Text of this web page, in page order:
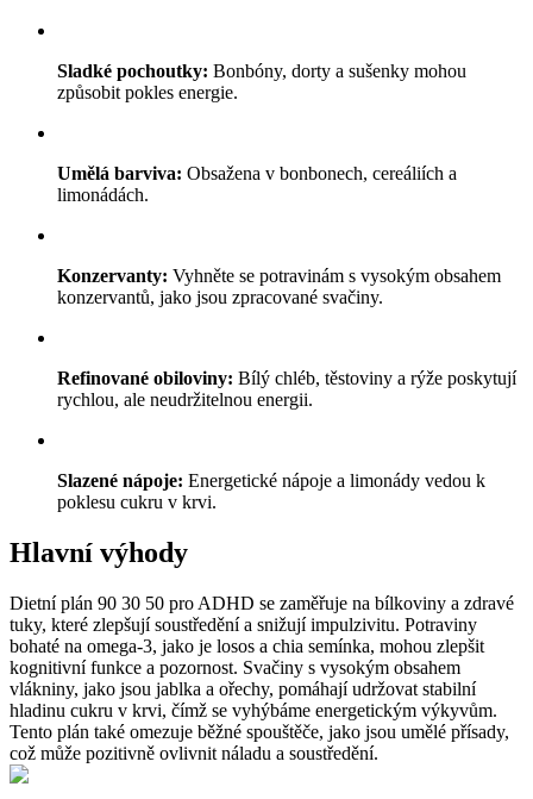
Sladké pochoutky: Bonbóny, dorty a sušenky mohou
způsobit pokles energie.
Umělá barviva: Obsažena v bonbonech, cereáliích a
limonádách.
Konzervanty: Vyhněte se potravinám s vysokým obsahem
konzervantů, jako jsou zpracované svačiny.
Refinované obiloviny: Bílý chléb, těstoviny a rýže poskytují
rychlou, ale neudržitelnou energii.
Slazené nápoje: Energetické nápoje a limonády vedou k
poklesu cukru v krvi.
Hlavní výhody
Dietní plán 90 30 50 pro ADHD se zaměřuje na bílkoviny a zdravé
tuky, které zlepšují soustředění a snižují impulzivitu. Potraviny
bohaté na omega-3, jako je losos a chia semínka, mohou zlepšit
kognitivní funkce a pozornost. Svačiny s vysokým obsahem
vlákniny, jako jsou jablka a ořechy, pomáhají udržovat stabilní
hladinu cukru v krvi, čímž se vyhýbáme energetickým výkyvům.
Tento plán také omezuje běžné spouštěče, jako jsou umělé přísady,
což může pozitivně ovlivnit náladu a soustředění.